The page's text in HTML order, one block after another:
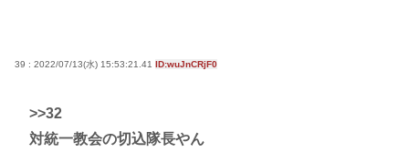
39 : 2022/07/13(水) 15:53:21.41 ID:wuJnCRjF0
>>32
対統一教会の切込隊長やん